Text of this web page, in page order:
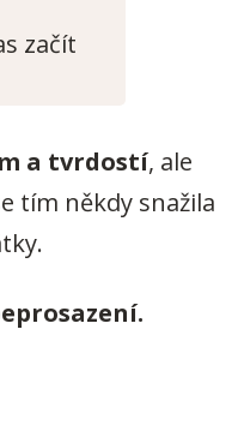
začít
a tvrdostí, ale
tím někdy snažila